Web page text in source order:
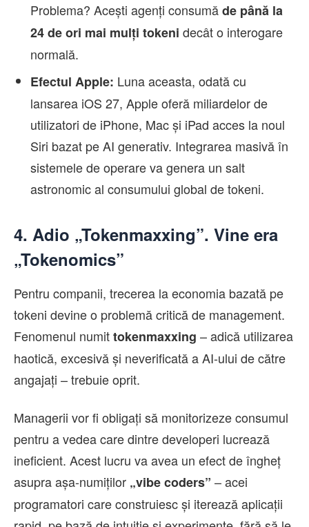
Problema? Acești agenți consumăde până la
24 de ori mai mulți tokeni decât o interogare
normală.
Efectul Apple: Luna aceasta, odată cu
lansarea iOS 27, Apple oferă miliardelor de
utilizatori de iPhone, Mac și iPad acces la noul
Siri bazat pe AI generativ. Integrarea masivă în
sistemele de operare va genera un salt
astronomic al consumului global de tokeni.
4. Adio „Tokenmaxxing”. Vine era
„Tokenomics”
Pentru companii, trecerea la economia bazată pe
tokeni devine o problemă critică de management.
Fenomenul numittokenmaxxing – adică utilizarea
haotică, excesivă și neverificată a AI-ului de către
angajați – trebuie oprit.
Managerii vor fi obligați să monitorizeze consumul
pentru a vedea care dintre developeri lucrează
ineficient. Acest lucru va avea un efect de îngheț
asupra așa-numiților „vibe coders” – acei
programatori care construiesc și iterează aplicații